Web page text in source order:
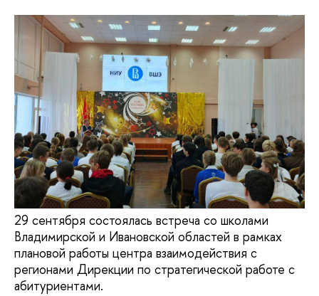
29 сентября состоялась встреча со школами
Владимирской и Ивановской областей в рамках
плановой работы центра взаимодействия с
регионами Дирекции по стратегической работе с
абитуриентами.